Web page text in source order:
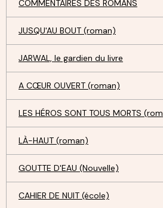
COMMENTAIRES DES ROMANS
JUSQU'AU BOUT (roman)
JARWAL, le gardien du livre
A CŒUR OUVERT (roman)
LES HÉROS SONT TOUS MORTS (rom
LÀ-HAUT (roman)
GOUTTE D'EAU (Nouvelle)
CAHIER DE NUIT (école)